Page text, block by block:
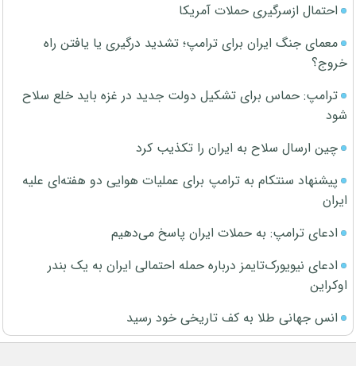
احتمال ازسرگیری حملات آمریکا
معمای جنگ ایران برای ترامپ؛ تشدید درگیری یا یافتن راه
خروج؟
ترامپ: حماس برای تشکیل دولت جدید در غزه باید خلع سلاح
شود
چین ارسال سلاح به ایران را تکذیب کرد
پیشنهاد سنتکام به ترامپ برای عملیات هوایی دو هفته‌ای علیه
ایران
ادعای ترامپ: به حملات ایران پاسخ می‌دهیم
ادعای نیویورک‌تایمز درباره حمله احتمالی ایران به یک بندر
اوکراین
انس جهانی طلا به کف تاریخی خود رسید